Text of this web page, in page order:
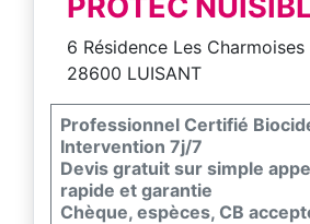
6 Résidence Les Charmoises
28600 LUISANT
Professionnel Certifié
Intervention 7j/7
Devis gratuit sur simple
rapide et garantie
Chèque, espèces, CB